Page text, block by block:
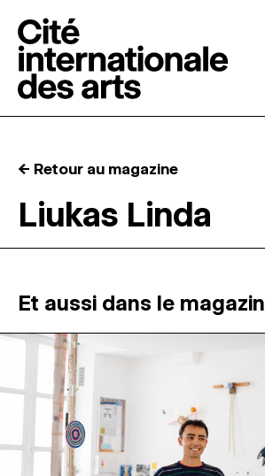
RÉSIDENCES ↓
ATELIERS OUVERTS
PROGRAMMATION
MAGAZINE
ESPACES DE PRATIQUE
← Retour au magazine
Liukas Linda
Et aussi dans le